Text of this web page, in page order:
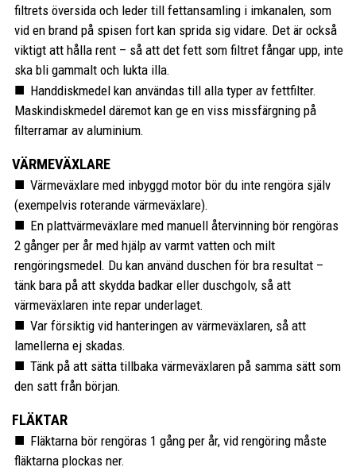
filtrets översida och leder till fettansamling i imkanalen, som
vid en brand på spisen fort kan sprida sig vidare. Det är också
viktigt att hålla rent – så att det fett som filtret fångar upp, inte
ska bli gammalt och lukta illa.
Handdiskmedel kan användas till alla typer av fettfilter.
Maskindiskmedel däremot kan ge en viss missfärgning på
filterramar av aluminium.
VÄRMEVÄXLARE
Värmeväxlare med inbyggd motor bör du inte rengöra själv
(exempelvis roterande värmeväxlare).
En plattvärmeväxlare med manuell återvinning bör rengöras
2 gånger per år med hjälp av varmt vatten och milt
rengöringsmedel. Du kan använd duschen för bra resultat –
tänk bara på att skydda badkar eller duschgolv, så att
värmeväxlaren inte repar underlaget.
Var försiktig vid hanteringen av värmeväxlaren, så att
lamellerna ej skadas.
Tänk på att sätta tillbaka värmeväxlaren på samma sätt som
den satt från början.
FLÄKTAR
Fläktarna bör rengöras 1 gång per år, vid rengöring måste
fläktarna plockas ner.